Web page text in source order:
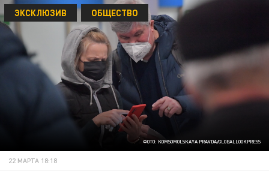
ФОТО: KOMSOMOLSKAYA PRAVDA/GLOBALLOOKPRESS
ЭКСКЛЮЗИВ ОБЩЕСТВО
22 МАРТА 18:18